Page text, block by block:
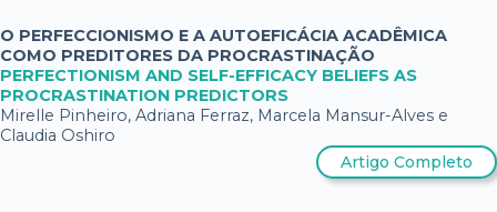
O PERFECCIONISMO E A AUTOEFICÁCIA ACADÊMICA
COMO PREDITORES DA PROCRASTINAÇÃO
PERFECTIONISM AND SELF-EFFICACY BELIEFS AS
PROCRASTINATION PREDICTORS
Mirelle Pinheiro, Adriana Ferraz, Marcela Mansur-Alves e
Claudia Oshiro
Artigo Completo